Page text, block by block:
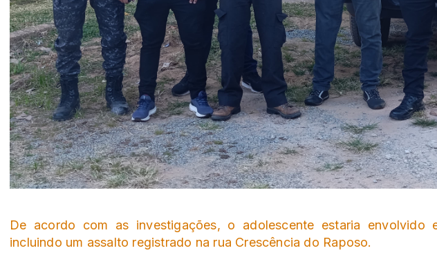
De acordo com as investigações, o adolescente estaria envolvido
incluindo um assalto registrado na rua Crescência do Raposo.